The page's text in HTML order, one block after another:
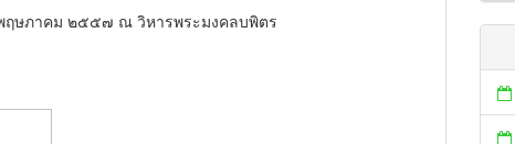
ภาคม ๒๕๕๗ ณ วิหารพระมงคลบพิตร